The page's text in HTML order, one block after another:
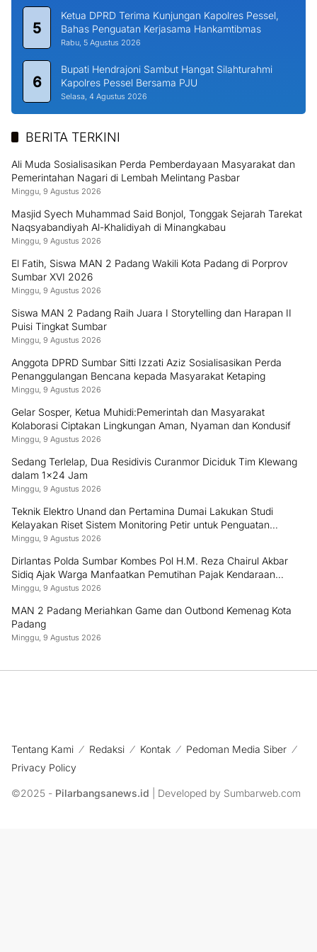
5
Ketua DPRD Terima Kunjungan Kapolres Pessel,
Bahas Penguatan Kerjasama Hankamtibmas
Rabu, 5 Agustus 2026
6
Bupati Hendrajoni Sambut Hangat Silahturahmi
Kapolres Pessel Bersama PJU
Selasa, 4 Agustus 2026
BERITA TERKINI
Ali Muda Sosialisasikan Perda Pemberdayaan Masyarakat dan
Pemerintahan Nagari di Lembah Melintang Pasbar
Minggu, 9 Agustus 2026
Masjid Syech Muhammad Said Bonjol, Tonggak Sejarah Tarekat
Naqsyabandiyah Al-Khalidiyah di Minangkabau
Minggu, 9 Agustus 2026
El Fatih, Siswa MAN 2 Padang Wakili Kota Padang di Porprov
Sumbar XVI 2026
Minggu, 9 Agustus 2026
Siswa MAN 2 Padang Raih Juara I Storytelling dan Harapan II
Puisi Tingkat Sumbar
Minggu, 9 Agustus 2026
Anggota DPRD Sumbar Sitti Izzati Aziz Sosialisasikan Perda
Penanggulangan Bencana kepada Masyarakat Ketaping
Minggu, 9 Agustus 2026
Gelar Sosper, Ketua Muhidi:Pemerintah dan Masyarakat
Kolaborasi Ciptakan Lingkungan Aman, Nyaman dan Kondusif
Minggu, 9 Agustus 2026
Sedang Terlelap, Dua Residivis Curanmor Diciduk Tim Klewang
dalam 1×24 Jam
Minggu, 9 Agustus 2026
Teknik Elektro Unand dan Pertamina Dumai Lakukan Studi
Kelayakan Riset Sistem Monitoring Petir untuk Penguatan
Keamanan Industri
Minggu, 9 Agustus 2026
Dirlantas Polda Sumbar Kombes Pol H.M. Reza Chairul Akbar
Sidiq Ajak Warga Manfaatkan Pemutihan Pajak Kendaraan
hingga 31 Desember 2026
Minggu, 9 Agustus 2026
MAN 2 Padang Meriahkan Game dan Outbond Kemenag Kota
Padang
Minggu, 9 Agustus 2026
Tentang Kami Redaksi Kontak
Pedoman Media Siber
Privacy Policy
©2025 - Pilarbangsanews.id | Developed by Sumbarweb.com